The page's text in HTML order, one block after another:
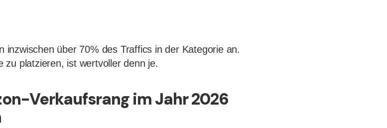
inzwischen über 70% des Traffics in der Kategorie an.
zu platzieren, ist wertvoller denn je.
Verkaufsrang im Jahr 2026